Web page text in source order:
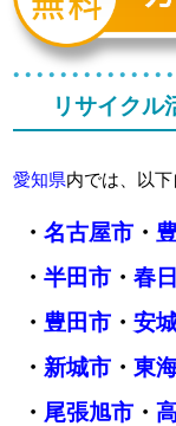
リサイクル
愛知県内では、以下
・ 名古屋市・
・ 半田市・ 春
・ 豊田市・ 安
・ 新城市・ 東
・ 尾張旭市・